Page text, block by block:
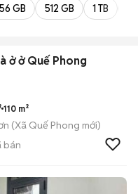
GB 512 GB 1 TB
ở ở Quế Phong
110 m²
(Xã Quế Phong mới)
bán